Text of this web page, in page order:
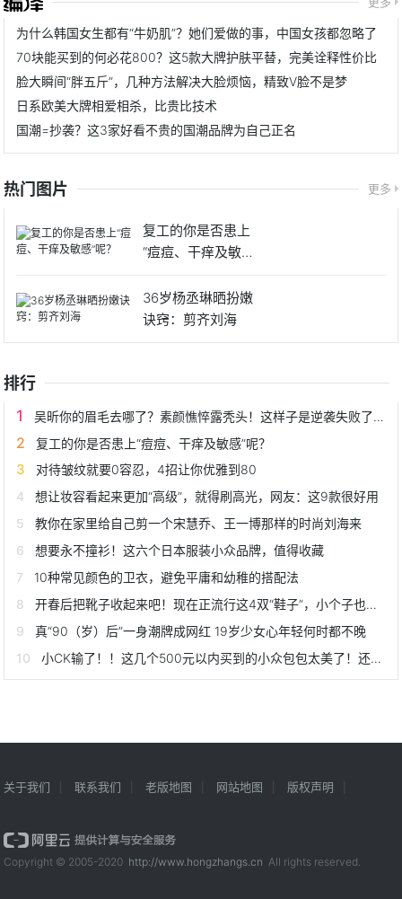
为什么韩国女生都有“牛奶肌”？她们爱做的事，中国女孩都忽略了
70块能买到的何必花800？这5款大牌护肤平替，完美诠释性价比
脸大瞬间“胖五斤”，几种方法解决大脸烦恼，精致V脸不是梦
日系欧美大牌相爱相杀，比贵比技术
国潮=抄袭？这3家好看不贵的国潮品牌为自己正名
热门图片 更多
复工的你是否患上
“痘痘、干痒及敏感”
36岁杨丞琳晒扮嫩
诀窍：剪齐刘海
排行
吴昕你的眉毛去哪了？素颜憔悴露秃头！这样子是逆袭失败了吗？
复工的你是否患上“痘痘、干痒及敏感”呢？
对待皱纹就要0容忍，4招让你优雅到80
想让妆容看起来更加“高级”，就得刷高光，网友：这9款很好用
教你在家里给自己剪一个宋慧乔、王一博那样的时尚刘海来
想要永不撞衫！这六个日本服装小众品牌，值得收藏
10种常见颜色的卫衣，避免平庸和幼稚的搭配法
开春后把靴子收起来吧！现在正流行这4双“鞋子”，小个子也能穿
真“90（岁）后”一身潮牌成网红 19岁少女心年轻何时都不晚
小CK输了！！这几个500元以内买到的小众包包太美了！还不撞包
关于我们 联系我们 老版地图 网站地图 版权声明
Copyright © 2005-2020 http://www.hongzhangs.cn All rights reserved.